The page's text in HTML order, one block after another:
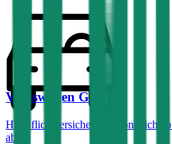
Volkswagen Golf
Haftpflichtversicherung monatlich ab
ab …